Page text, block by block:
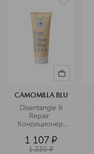
CAMOMILLA BLU
Disentangle &
Repair
Кондиционер
восстановление
и гладкость
1 107 ¤
1 230 ¤